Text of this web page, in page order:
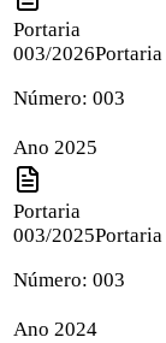
Portaria
003/2026Portaria
Número: 003
Ano 2025
Portaria
003/2025Portaria
Número: 003
Ano 2024